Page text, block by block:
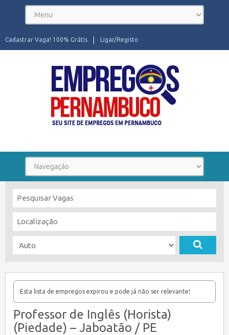
Ligar/Registo
Cadastrar Vaga! 100% Grátis
Esta lista de empregos expirou e pode já não ser relevante!
Professor de Inglês (Horista)
(Piedade) – Jaboatão / PE